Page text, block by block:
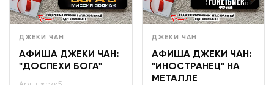
ДЖЕКИ ЧАН
АФИША ДЖЕКИ ЧАН:
"ДОСПЕХИ БОГА"
ДЖЕКИ ЧАН
АФИША ДЖЕКИ ЧАН:
"ИНОСТРАНЕЦ" НА
МЕТАЛЛЕ